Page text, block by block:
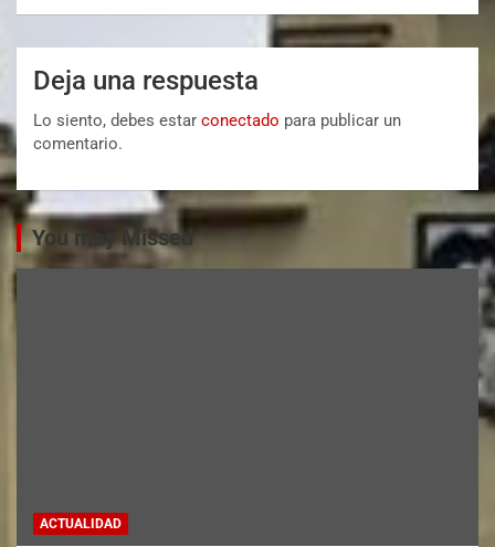
Deja una respuesta
Lo siento, debes estar conectado para publicar un
comentario.
You may Missed
ACTUALIDAD